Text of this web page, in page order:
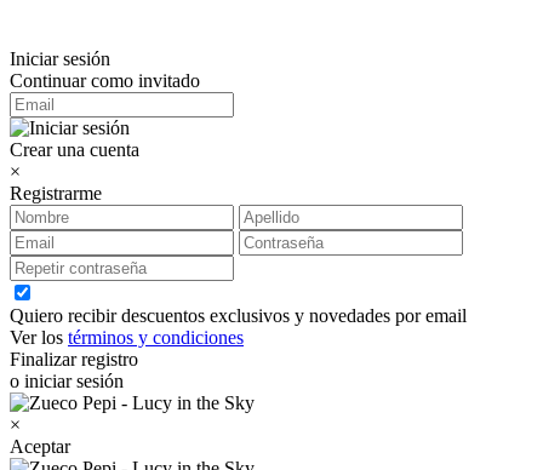
Iniciar sesión
Continuar como invitado
Crear una cuenta
×
Registrarme
Quiero recibir descuentos exclusivos y novedades por email
Ver los términos y condiciones
Finalizar registro
o iniciar sesión
×
Aceptar